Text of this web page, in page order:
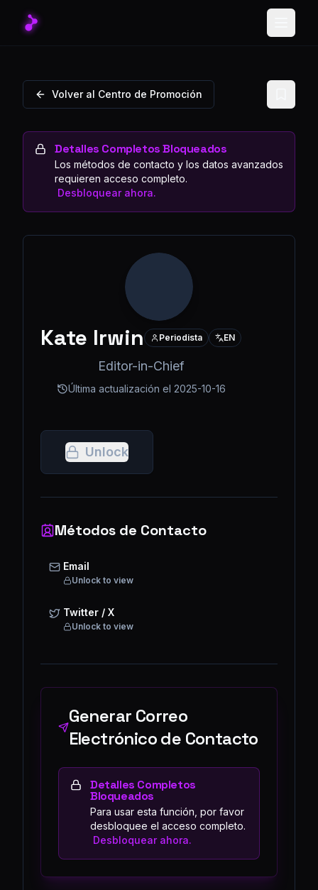
Volver al Centro de Promoción
Detalles Completos Bloqueados
Los métodos de contacto y los datos avanzados
requieren acceso completo.
Desbloquear ahora.
Kate Irwin Periodista EN
Editor-in-Chief
Última actualización el 2025-10-16
Unlock
Métodos de Contacto
Email
Unlock to view
Twitter / X
Unlock to view
Generar Correo
Electrónico de Contacto
Detalles Completos
Bloqueados
Para usar esta función, por favor
desbloquee el acceso completo.
Desbloquear ahora.